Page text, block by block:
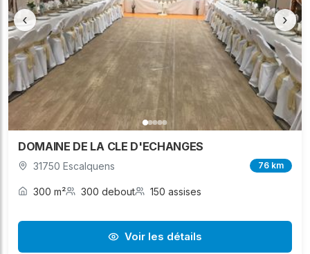
‹ ›
DOMAINE DE LA CLE D'ECHANGES
31750 Escalquens 76 km
300 m² 300 debout 150 assises
Voir les détails